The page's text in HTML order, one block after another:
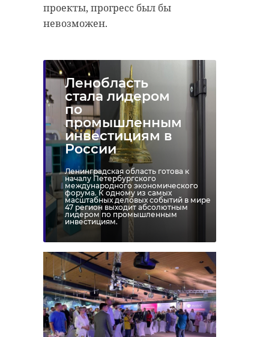
проекты, прогресс был бы
невозможен.
Ленобласть
стала лидером
по
промышленным
инвестициям в
России
Ленинградская область готова к
началу Петербургского
международного экономического
форума. К одному из самых
масштабных деловых событий в мире
47 регион выходит абсолютным
лидером по промышленным
инвестициям.